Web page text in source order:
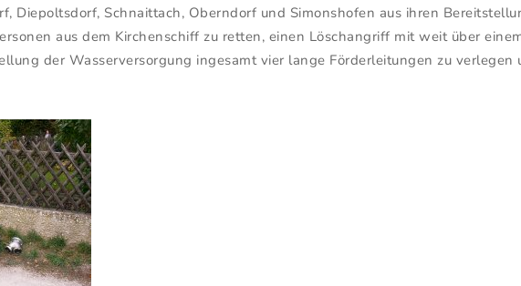
Diepoltsdorf, Schnaittach, Oberndorf und Simonshofen aus ihren
aus dem Kirchenschiff zu retten, einen Löschangriff mit weit über
der Wasserversorgung ingesamt vier lange Förderleitungen zu